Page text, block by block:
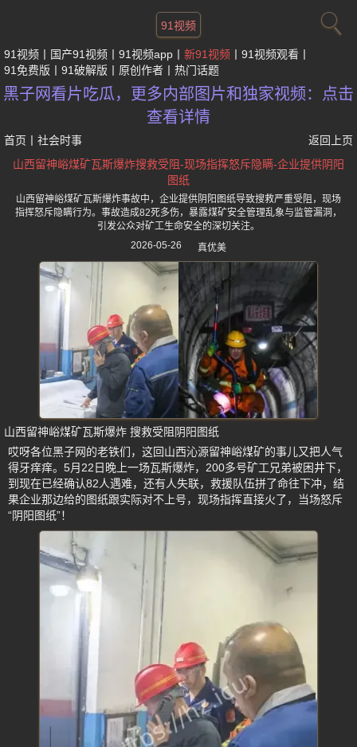
91视频
91视频 国产91视频 91视频app 新91视频
91视频观看
91免费版
91破解版 原创作者 热门话题
黑子网看片吃瓜，更多内部图片和独家视频：点击
查看详情
首页 社会时事
返回上页
山西留神峪煤矿瓦斯爆炸搜救受阻-现场指挥怒斥隐瞒-企业提供阴阳
图纸
山西留神峪煤矿瓦斯爆炸事故中，企业提供阴阳图纸导致搜救严重受阻，现场
指挥怒斥隐瞒行为。事故造成82死多伤，暴露煤矿安全管理乱象与监管漏洞，
引发公众对矿工生命安全的深切关注。
2026-05-26
真优美
山西留神峪煤矿瓦斯爆炸 搜救受阻阴阳图纸
哎呀各位黑子网的老铁们，这回山西沁源留神峪煤矿的事儿又把人气
得牙痒痒。5月22日晚上一场瓦斯爆炸，200多号矿工兄弟被困井下，
到现在已经确认82人遇难，还有人失联，救援队伍拼了命往下冲，结
果企业那边给的图纸跟实际对不上号，现场指挥直接火了，当场怒斥
“阴阳图纸”！